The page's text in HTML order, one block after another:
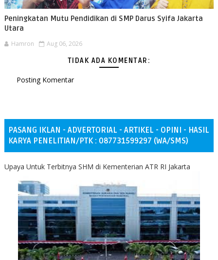
Peningkatan Mutu Pendidikan di SMP Darus Syifa Jakarta
Utara
Hamron Aug 06, 2026
TIDAK ADA KOMENTAR:
Posting Komentar
PASANG IKLAN - ADVERTORIAL - ARTIKEL - OPINI - HASIL
KARYA PENELITIAN/PTK : 087731599297 (WA/SMS)
Upaya Untuk Terbitnya SHM di Kementerian ATR RI Jakarta